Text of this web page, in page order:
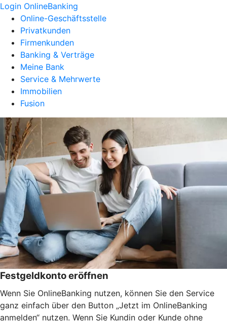
Login OnlineBanking
Online-Geschäftsstelle
Privatkunden
Firmenkunden
Banking & Verträge
Meine Bank
Service & Mehrwerte
Immobilien
Fusion
Festgeldkonto eröffnen
Wenn Sie OnlineBanking nutzen, können Sie den Service
ganz einfach über den Button „Jetzt im OnlineBanking
anmelden“ nutzen. Wenn Sie Kundin oder Kunde ohne